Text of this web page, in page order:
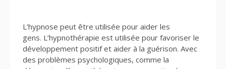
L’hypnose peut être utilisée pour aider les
gens. L’hypnothérapie est utilisée pour favoriser le
développement positif et aider à la guérison. Avec
des problèmes psychologiques, comme la